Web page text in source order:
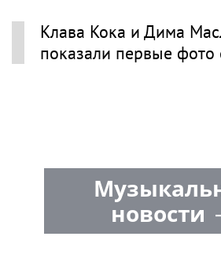
Клава Кока и Дима
показали первые фото
новости